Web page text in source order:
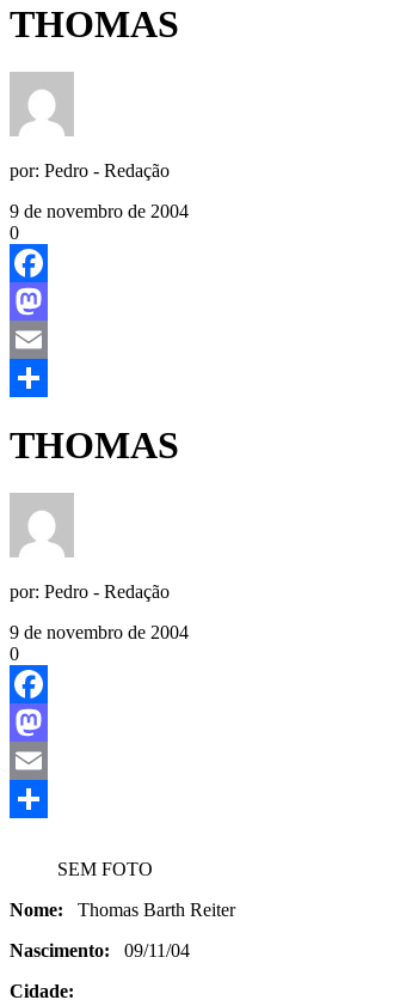
THOMAS
por: Pedro - Redação
9 de novembro de 2004
0
Facebook
Mastodon
Email
THOMAS
por: Pedro - Redação
9 de novembro de 2004
0
Facebook
Mastodon
Email
SEM FOTO
Nome: Thomas Barth Reiter
Nascimento: 09/11/04
Cidade: